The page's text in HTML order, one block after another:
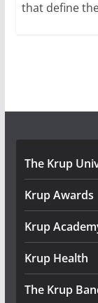
that define
The Krup
Krup Awards
Krup
Krup Health
The Krup